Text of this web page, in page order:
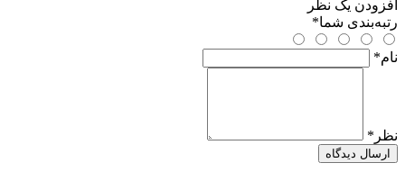
افزودن یک نظر
رتبه‌بندی شما*
نام*
نظر *
ارسال دیدگاه